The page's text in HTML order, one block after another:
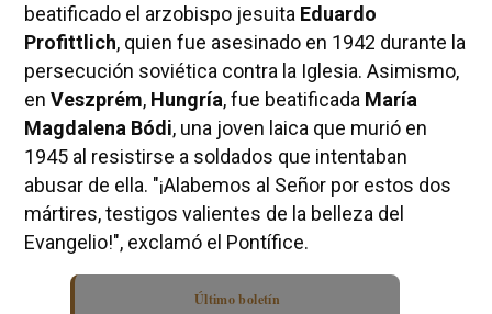
beatificado el arzobispo jesuita Eduardo
Profittlich, quien fue asesinado en 1942 durante la
persecución soviética contra la Iglesia. Asimismo,
en Veszprém, Hungría, fue beatificada María
Magdalena Bódi, una joven laica que murió en
1945 al resistirse a soldados que intentaban
abusar de ella. "¡Alabemos al Señor por estos dos
mártires, testigos valientes de la belleza del
Evangelio!", exclamó el Pontífice.
Último boletín